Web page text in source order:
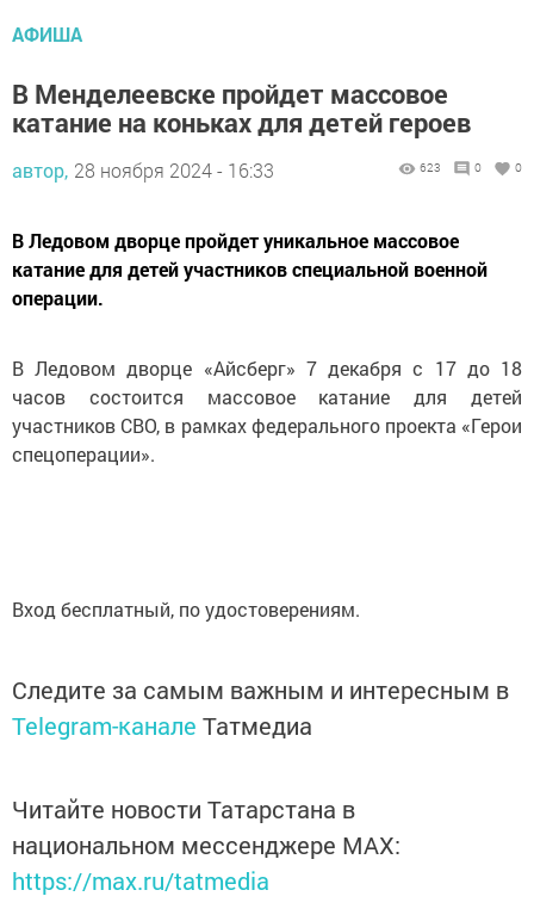
АФИША
В Менделеевске пройдет массовое
катание на коньках для детей героев
автор, 28 ноября 2024 - 16:33 623 0 0
В Ледовом дворце пройдет уникальное массовое
катание для детей участников специальной военной
операции.
В Ледовом дворце «Айсберг» 7 декабря с 17 до 18
часов состоится массовое катание для детей
участников СВО, в рамках федерального проекта «Герои
спецоперации».
Вход бесплатный, по удостоверениям.
Следите за самым важным и интересным в
Telegram-канале Татмедиа
Читайте новости Татарстана в
национальном мессенджере MАХ:
https://max.ru/tatmedia